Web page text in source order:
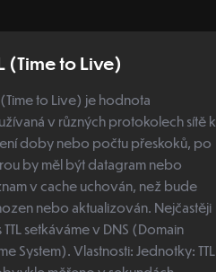
(Time to Live)
(Time to Live) je hodnota
v různých protokolech sítě k
doby nebo počtu přeskoků, po
by měl být datagram nebo
v cache uchován, než bude
nebo aktualizován. Nejčastěji
TTL setkáváme v DNS (Domain
Vlastnosti: Jednotky: TTL